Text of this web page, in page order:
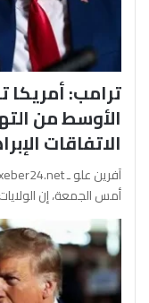
ترامب: أمريكا
الأوسط من
الاتفاقات
أمس الجمعة، إن